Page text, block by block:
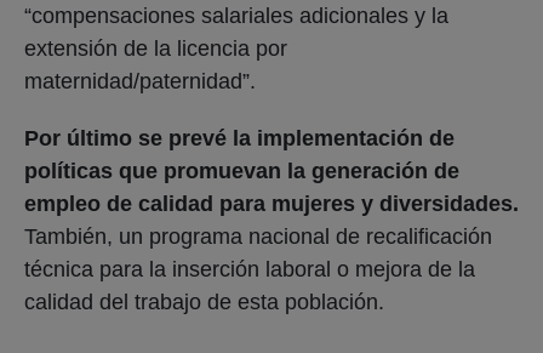
“compensaciones salariales adicionales y la
extensión de la licencia por
maternidad/paternidad”.
Por último se prevé la implementación de
políticas que promuevan la generación de
empleo de calidad para mujeres y diversidades.
También, un programa nacional de recalificación
técnica para la inserción laboral o mejora de la
calidad del trabajo de esta población.